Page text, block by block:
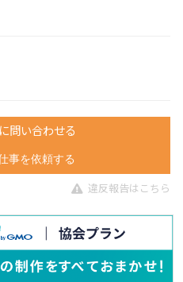
問い合わせる
事を依頼する
違反報告はこちら